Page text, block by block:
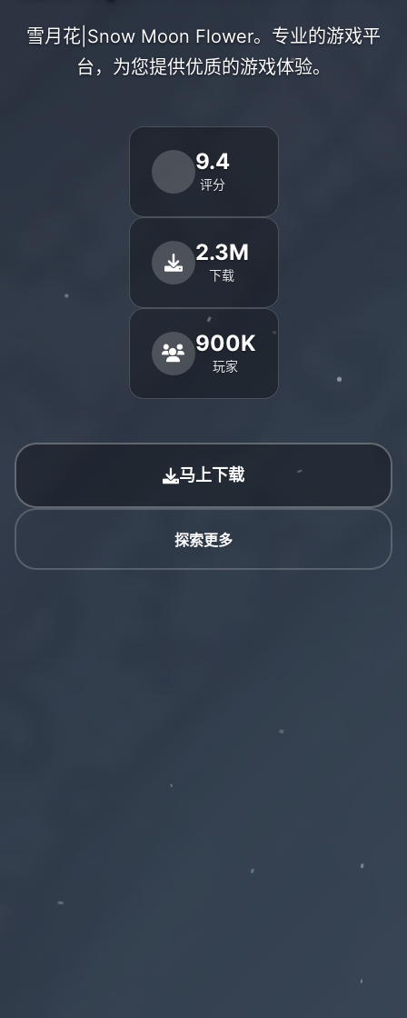
雪月花|Snow Moon Flower。专业的游戏平
台，为您提供优质的游戏体验。
9.4
评分
2.3M
下载
900K
玩家
马上下载
探索更多